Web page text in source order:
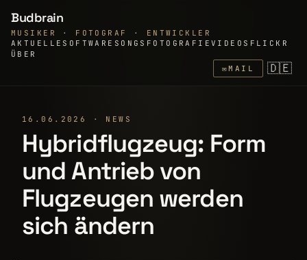
Budbrain
MUSIKER · FOTOGRAF · ENTWICKLER
AKTUELLE SOFTWARE SONGS FOTOGRAFIEVIDEOS FLICKR
ÜBER
✉MAIL 🇩🇪
16.06.2026 · NEWS
Hybridflugzeug: Form
und Antrieb von
Flugzeugen werden
sich ändern